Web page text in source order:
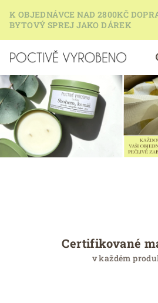
na
obsah
K OBJEDNÁVCE NAD 2800KČ
BYTOVÝ SPREJ JAKO DÁREK
Certifikované
v každém